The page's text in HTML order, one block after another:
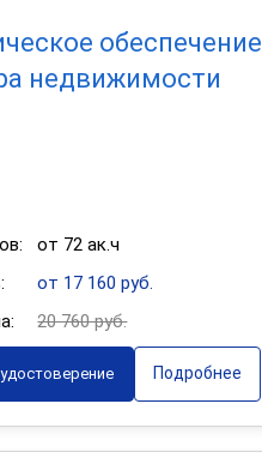
обеспечение
недвижимости
от 72 ак.ч
от 17 160 руб.
20 760 руб.
Подробнее